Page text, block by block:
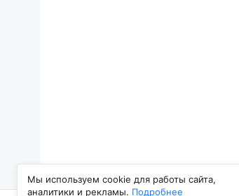
Мы используем cookie для работы сайта,
аналитики и рекламы. Подробнее